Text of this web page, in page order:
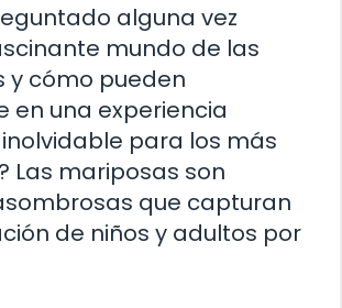
alguna vez
mundo de las
y cómo pueden
en una experiencia
para los más
Las mariposas son
que capturan
de niños y adultos por